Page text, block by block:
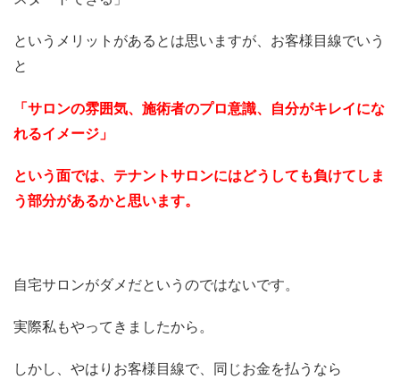
というメリットがあるとは思いますが、お客様目線でいう
と
「サロンの雰囲気、施術者のプロ意識、自分がキレイにな
れるイメージ」
という面では、テナントサロンにはどうしても負けてしま
う部分があるかと思います。
自宅サロンがダメだというのではないです。
実際私もやってきましたから。
しかし、やはりお客様目線で、同じお金を払うなら